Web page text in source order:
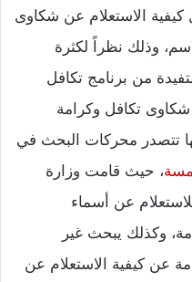
الاستعلام عن شكاوى
وذلك نظراً لكثرة
من برنامج تكافل
شكاوى تكافل وكرامة
تتصدر محركات البحث في
، حيث قامت وزارة
عن أسماء
وكذلك يبحث غير
عن كيفية الاستعلام عن